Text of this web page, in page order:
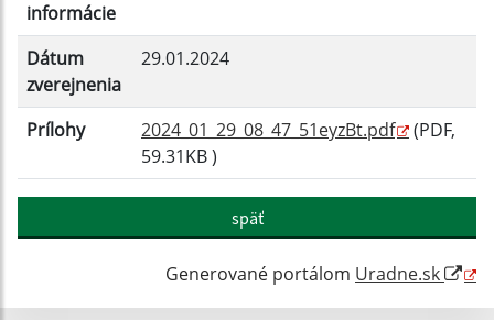
informácie
Dátum
zverejnenia
29.01.2024
Prílohy 2024_01_29_08_47_51eyzBt.pdf
(PDF,
59.31KB )
späť
Generované portálom Uradne.sk